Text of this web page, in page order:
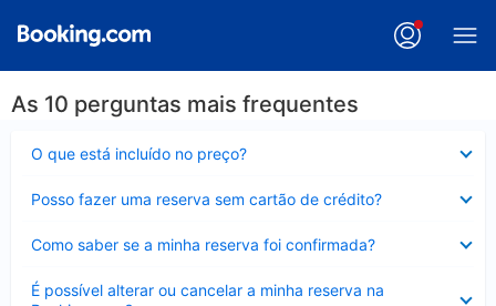
As 10 perguntas mais frequentes
O que está incluído no preço?
Posso fazer uma reserva sem cartão de crédito?
Como saber se a minha reserva foi confirmada?
É possível alterar ou cancelar a minha reserva na
Contraído